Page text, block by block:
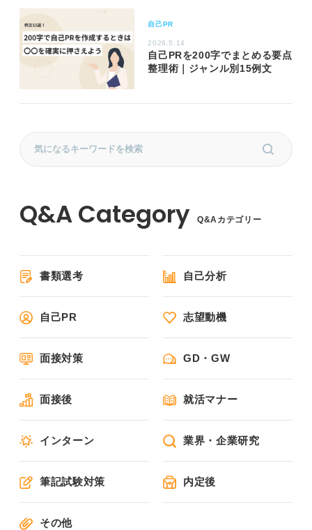
自己PR
2026.5.14
自己PRを200字でまとめる要点
整理術｜ジャンル別15例文
Q&Aカテゴリー
書類選考 自己分析
自己PR 志望動機
面接対策 GD・GW
面接後 就活マナー
インターン 業界・企業研究
筆記試験対策 内定後
その他